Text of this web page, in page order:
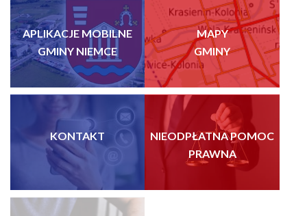
APLIKACJE MOBILNE
GMINY NIEMCE
MAPY
GMINY
KONTAKT
NIEODPŁATNA POMOC
PRAWNA